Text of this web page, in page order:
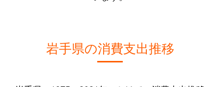
岩手県の消費支出推移